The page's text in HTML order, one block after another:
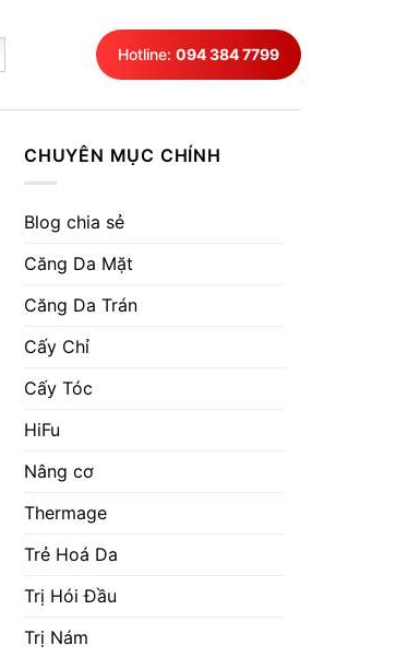
Hotline: 094 384 7799
CHUYÊN MỤC CHÍNH
Blog chia sẻ
Căng Da Mặt
Căng Da Trán
Cấy Chỉ
Cấy Tóc
HiFu
Nâng cơ
Thermage
Trẻ Hoá Da
Trị Hói Đầu
Trị Nám